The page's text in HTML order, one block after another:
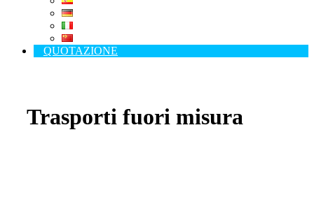
QUOTAZIONE
Trasporti fuori misura